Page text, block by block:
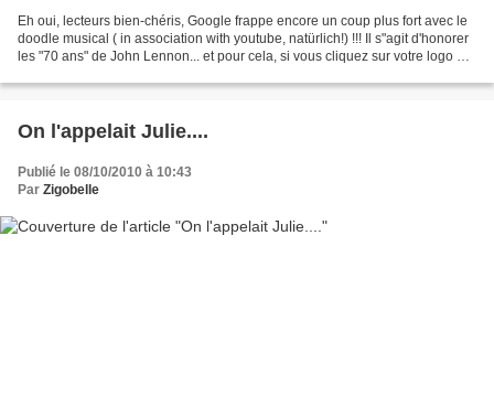
Eh oui, lecteurs bien-chéris, Google frappe encore un coup plus fort avec le
doodle musical ( in association with youtube, natürlich!) !!! Il s"agit d'honorer
les "70 ans" de John Lennon... et pour cela, si vous cliquez sur votre logo du
On l'appelait Julie....
Publié le 08/10/2010 à 10:43
Par Zigobelle